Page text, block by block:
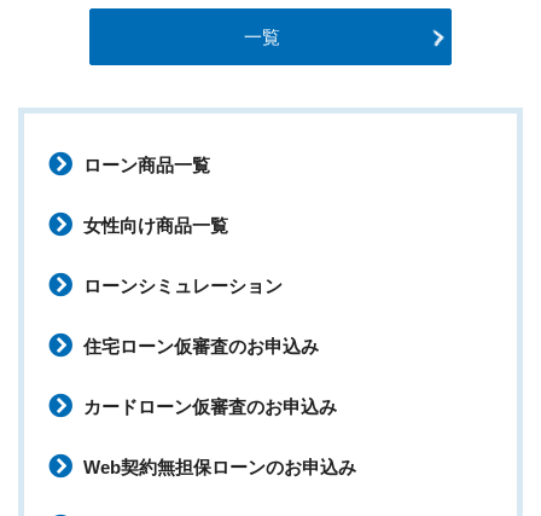
一覧
ローン商品一覧
女性向け商品一覧
ローンシミュレーション
住宅ローン仮審査のお申込み
カードローン仮審査のお申込み
Web契約無担保ローンのお申込み